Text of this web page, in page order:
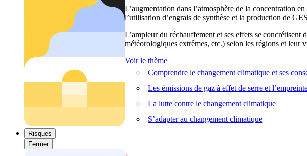
L’augmentation dans l’atmosphère de la concentration
l’utilisation d’engrais de synthèse et la production de
L’ampleur du réchauffement et ses effets se
météorologiques extrêmes, etc.) selon les régions et leur
Voir le thème
Comprendre le changement climatique et ses
Les émissions de gaz à effet de serre et
La lutte contre le changement climatique
S’adapter au changement climatique
Risques
Fermer